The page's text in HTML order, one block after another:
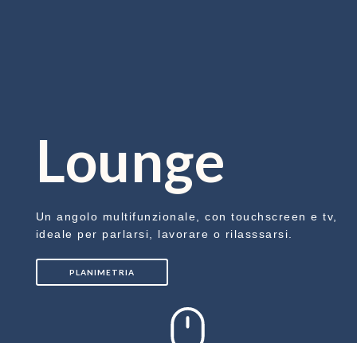
Lounge
Un angolo multifunzionale, con touchscreen e tv,
ideale per parlarsi, lavorare o rilasssarsi.
PLANIMETRIA